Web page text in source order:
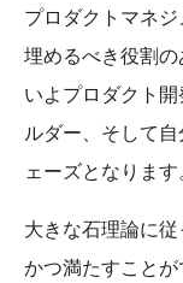
プロダクトマネジ
埋めるべき役割
いよプロダクト
ルダー、そして
ェーズとなります
大きな石理論に従
かつ満たすこと